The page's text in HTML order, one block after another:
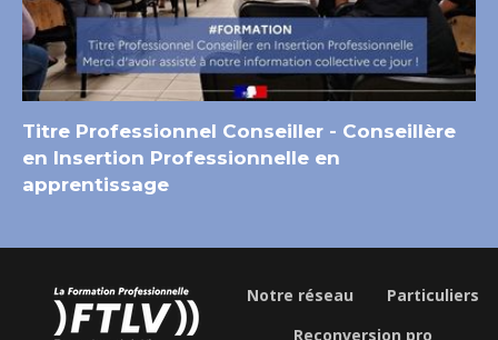
Titre Professionnel Conseiller - Conseillère
en Insertion Professionnelle en
apprentissage
Notre réseau
Particuliers
Reconversion pro